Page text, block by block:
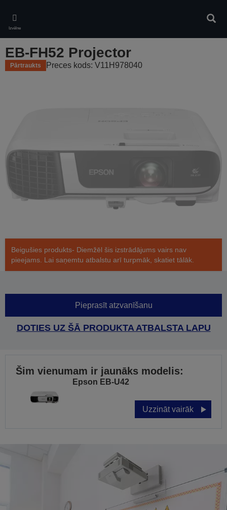
main
content
Izvēlne
EB-FH52 Projector
Pārtraukts Preces kods: V11H978040
Beigušies produkts- Diemžēl šis izstrādājums vairs nav
pieejams. Lai saņemtu atbalstu arī turpmāk, skatiet tālāk.
Pieprasīt atzvanīšanu
DOTIES UZ ŠĀ PRODUKTA ATBALSTA LAPU
Šim vienumam ir jaunāks modelis:
Epson EB-U42
Uzzināt vairāk